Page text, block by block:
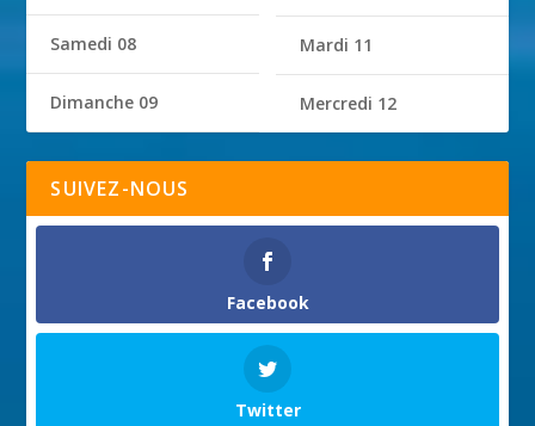
Samedi 08
Dimanche 09
Mardi 11
Mercredi 12
SUIVEZ-NOUS
Facebook
Twitter